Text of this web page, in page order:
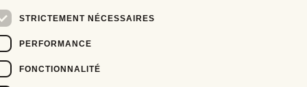
STRICTEMENT NÉCESSAIRES
PERFORMANCE
FONCTIONNALITÉ